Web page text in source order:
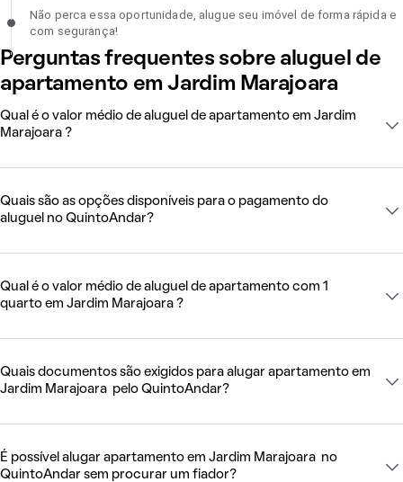
Não perca essa oportunidade, alugue seu imóvel de forma rápida
com segurança!, incompleto
Não perca essa oportunidade, alugue seu imóvel de forma rápida e
com segurança!
Perguntas frequentes sobre aluguel de
apartamento em Jardim Marajoara
Qual é o valor médio de aluguel de apartamento em Jardim
Marajoara ?
Quais são as opções disponíveis para o pagamento do
aluguel no QuintoAndar?
Qual é o valor médio de aluguel de apartamento com 1
quarto em Jardim Marajoara ?
Quais documentos são exigidos para alugar apartamento em
Jardim Marajoara pelo QuintoAndar?
É possível alugar apartamento em Jardim Marajoara no
QuintoAndar sem procurar um fiador?